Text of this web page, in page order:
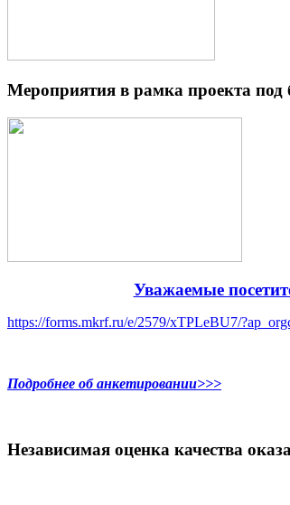
Мероприятия в рамка проекта под
Уважаемые
https://forms.mkrf.ru/e/2579/xTPLeBU7/
Подробнее об анкетировании>>>
Независимая оценка качества